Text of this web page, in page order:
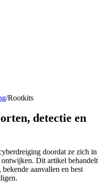
/Rootkits
detectie en
doordat ze zich in
ontwijken. Dit artikel behandelt
aanvallen en best